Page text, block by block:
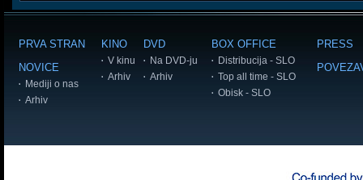
PRVA STRAN
NOVICE
Mediji o nas
Arhiv
KINO
V kinu
Arhiv
DVD
Na DVD-ju
Arhiv
BOX OFFICE
Distribucija - SLO
Top all time - SLO
Obisk - SLO
PRESS